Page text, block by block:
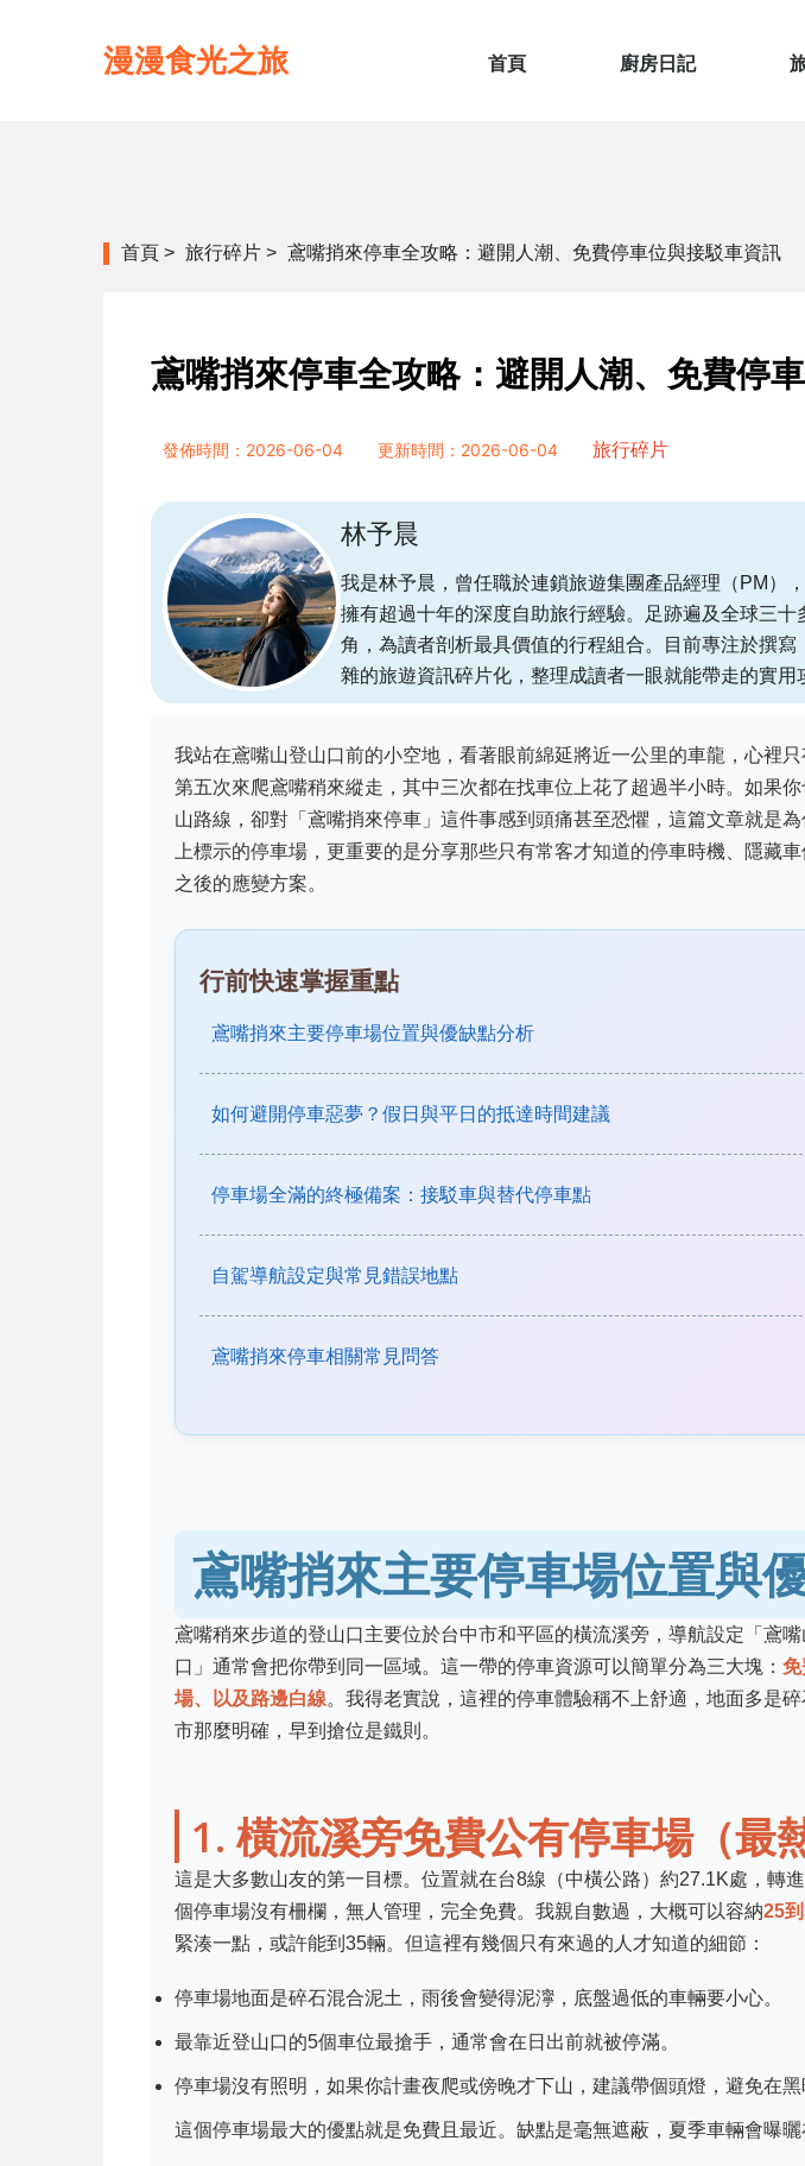
漫漫食光之旅 首頁 廚房日記
首頁 > 旅行碎片 > 鳶嘴捎來停車全攻略：避開人潮、免費停車位與接駁車資訊
鳶嘴捎來停車全攻略：避開人潮、免費停
發佈時間：2026-06-04 更新時間：2026-06-04 旅行碎片
林予晨
我是林予晨，曾任職於連鎖旅遊集團產品經理（PM）
擁有超過十年的深度自助旅行經驗。足跡遍及全球三十
角，為讀者剖析最具價值的行程組合。目前專注於撰
雜的旅遊資訊碎片化，整理成讀者一眼就能帶走的實用
我站在鳶嘴山登山口前的小空地，看著眼前綿延將近一公里的車龍，心裡
第五次來爬鳶嘴稍來縱走，其中三次都在找車位上花了超過半小時。如果
山路線，卻對「鳶嘴捎來停車」這件事感到頭痛甚至恐懼，這篇文章就是
上標示的停車場，更重要的是分享那些只有常客才知道的停車時機、隱藏
之後的應變方案。
行前快速掌握重點
鳶嘴捎來主要停車場位置與優缺點分析
如何避開停車惡夢？假日與平日的抵達時間建議
停車場全滿的終極備案：接駁車與替代停車點
自駕導航設定與常見錯誤地點
鳶嘴捎來停車相關常見問答
鳶嘴捎來主要停車場位置與
鳶嘴稍來步道的登山口主要位於台中市和平區的橫流溪旁，導航設定「鳶
口」通常會把你帶到同一區域。這一帶的停車資源可以簡單分為三大塊： 免
場、以及路邊白線。我得老實說，這裡的停車體驗稱不上舒適，地面多是
市那麼明確，早到搶位是鐵則。
1. 橫流溪旁免費公有停車場（最
這是大多數山友的第一目標。位置就在台8線（中橫公路）約27.1K處，轉
個停車場沒有柵欄，無人管理，完全免費。我親自數過，大概可以容納25
緊湊一點，或許能到35輛。但這裡有幾個只有來過的人才知道的細節：
停車場地面是碎石混合泥土，雨後會變得泥濘，底盤過低的車輛要小心。
最靠近登山口的5個車位最搶手，通常會在日出前就被停滿。
停車場沒有照明，如果你計畫夜爬或傍晚才下山，建議帶個頭燈，避免在黑
這個停車場最大的優點就是免費且最近。缺點是毫無遮蔽，夏季車輛會曝曬